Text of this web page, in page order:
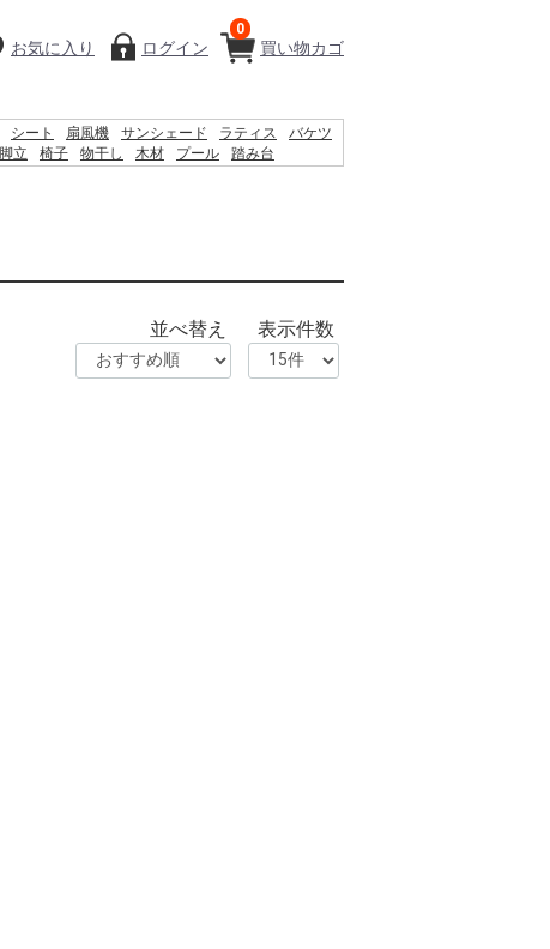
買い物カゴ
0
お気に入り ログイン
シート 扇風機 サンシェード ラティス
バケツ
脚立 椅子 物干し 木材 プール
踏み台
並べ替え 表示件数